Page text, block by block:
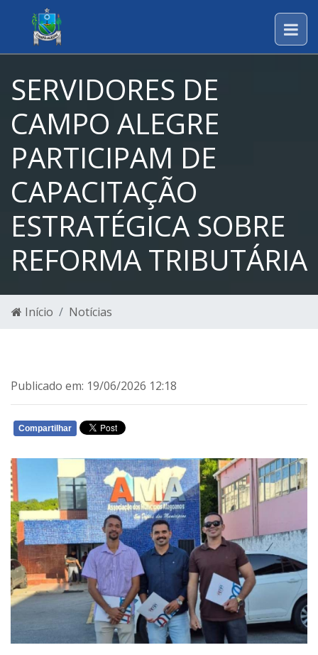
SERVIDORES DE
CAMPO ALEGRE
PARTICIPAM DE
CAPACITAÇÃO
ESTRATÉGICA SOBRE
REFORMA TRIBUTÁRIA
Início Notícias
Publicado em: 19/06/2026 12:18
Compartilhar